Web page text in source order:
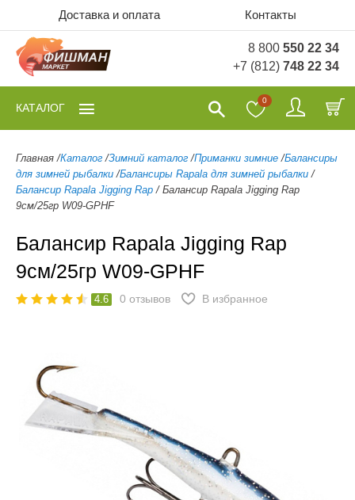
Доставка и оплата Контакты
8 800 550 22 34
+7 (812) 748 22 34
0
КАТАЛОГ
Главная /Каталог /Зимний каталог /Приманки зимние /Балансиры
для зимней рыбалки /Балансиры Rapala для зимней рыбалки /
Балансир Rapala Jigging Rap / Балансир Rapala Jigging Rap
9см/25гр W09-GPHF
Балансир Rapala Jigging Rap
9см/25гр W09-GPHF
4.6 0 отзывов В избранное